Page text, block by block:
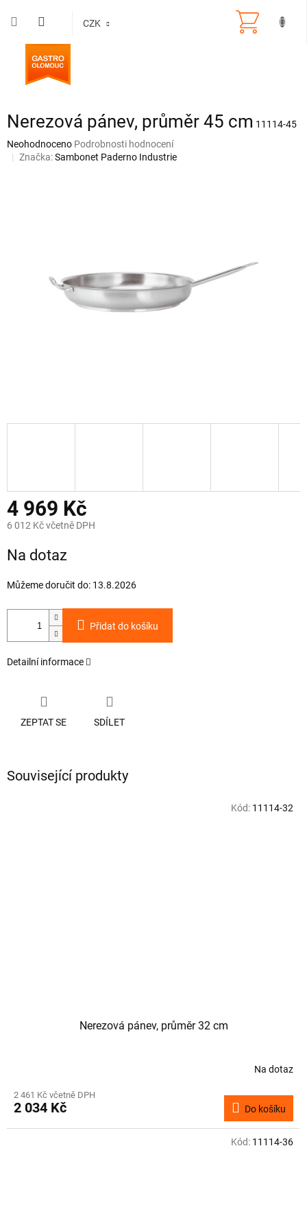
CZK
Nerezová pánev, průměr 45 cm 11114-45
Průměrné
hodnocení
Neohodnoceno Podrobnosti hodnocení
Značka:Sambonet Paderno Industrie
4 969 Kč
6 012 Kč včetně DPH
cena:
Na dotaz
Můžeme doručit do: 13.8.2026
Přidat do košíku
Detailní informace
ZEPTAT SE SDÍLET
Související produkty
Nerezová pánev, průměr 32 cm
Na dotaz
2 461 Kč včetně DPH
2 034 Kč Do košíku
Kód: 11114-32
Kód: 11114-36